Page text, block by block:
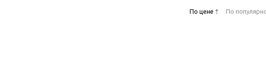
По цене По